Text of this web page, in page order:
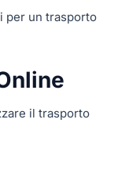
per un trasporto
il trasporto